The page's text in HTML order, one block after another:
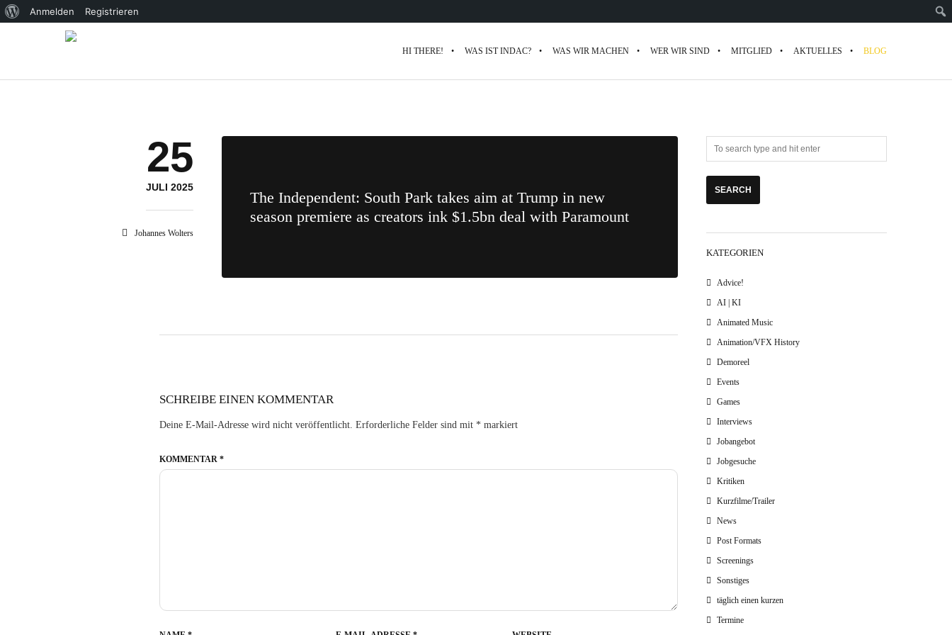
Über
WordPress
Anmelden Registrieren
HI THERE! WAS IST INDAC? WAS WIR MACHEN WER WIR SIND MITGLIED AKTUELLES BLOG
25
JULI 2025
Johannes Wolters
The Independent: South Park takes aim at Trump in new
season premiere as creators ink $1.5bn deal with Paramount
SCHREIBE EINEN KOMMENTAR
Deine E-Mail-Adresse wird nicht veröffentlicht. Erforderliche Felder sind mit *markiert
KOMMENTAR *
KATEGORIEN
Advice!
AI | KI
Animated Music
Animation/VFX History
Demoreel
Events
Games
Interviews
Jobangebot
Jobgesuche
Kritiken
Kurzfilme/Trailer
News
Post Formats
Screenings
Sonstiges
täglich einen kurzen
Termine